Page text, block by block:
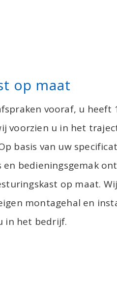
op maat
vooraf, u heeft
voorzien u in het
basis van uw
en bedieningsgemak
op maat.
montagehal en
in het bedrijf.